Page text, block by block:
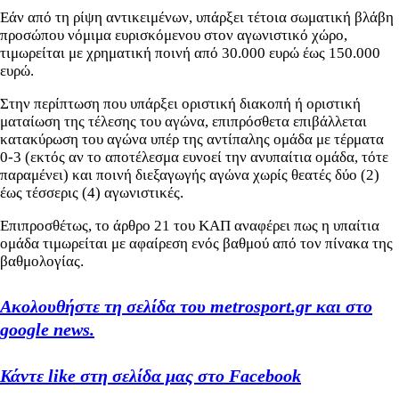
Εάν από τη ρίψη αντικειμένων, υπάρξει τέτοια σωματική βλάβη
προσώπου νόμιμα ευρισκόμενου στον αγωνιστικό χώρο,
τιμωρείται με χρηματική ποινή από 30.000 ευρώ έως 150.000
ευρώ.
Στην περίπτωση που υπάρξει οριστική διακοπή ή οριστική
ματαίωση της τέλεσης του αγώνα, επιπρόσθετα επιβάλλεται
κατακύρωση του αγώνα υπέρ της αντίπαλης ομάδα με τέρματα
0-3 (εκτός αν το αποτέλεσμα ευνοεί την ανυπαίτια ομάδα, τότε
παραμένει) και ποινή διεξαγωγής αγώνα χωρίς θεατές δύο (2)
έως τέσσερις (4) αγωνιστικές.
Επιπροσθέτως, το άρθρο 21 του ΚΑΠ αναφέρει πως η υπαίτια
ομάδα τιμωρείται με αφαίρεση ενός βαθμού από τον πίνακα της
βαθμολογίας.
Ακολουθήστε τη σελίδα του metrosport.gr και στο
google news.
Κάντε like στη σελίδα μας στο Facebook